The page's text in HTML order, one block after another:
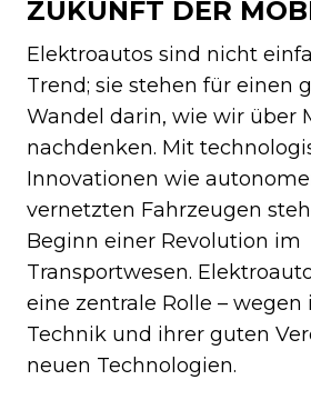
ZUKUNFT DER
Elektroautos sind nicht
Trend; sie stehen für einen
Wandel darin, wie wir über
nachdenken. Mit
Innovationen wie
vernetzten Fahrzeugen
Beginn einer Revolution im
Transportwesen.
eine zentrale Rolle – wegen
Technik und ihrer guten
neuen Technologien.